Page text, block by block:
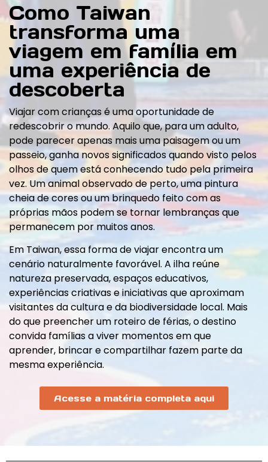
Como Taiwan
transforma uma
viagem em família em
uma experiência de
descoberta
Viajar com crianças é uma oportunidade de
redescobrir o mundo. Aquilo que, para um adulto,
pode parecer apenas mais uma paisagem ou um
passeio, ganha novos significados quando visto pelos
olhos de quem está conhecendo tudo pela primeira
vez. Um animal observado de perto, uma pintura
cheia de cores ou um brinquedo feito com as
próprias mãos podem se tornar lembranças que
permanecem por muitos anos.
Em Taiwan, essa forma de viajar encontra um
cenário naturalmente favorável. A ilha reúne
natureza preservada, espaços educativos,
experiências criativas e iniciativas que aproximam
visitantes da cultura e da biodiversidade local. Mais
do que preencher um roteiro de férias, o destino
convida famílias a viver momentos em que
aprender, brincar e compartilhar fazem parte da
mesma experiência.
Acesse a matéria completa aqui